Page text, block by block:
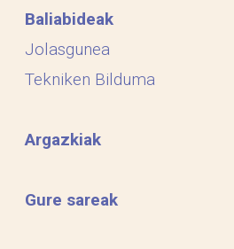
Baliabideak
Jolasgunea
Tekniken Bilduma
Argazkiak
Gure sareak